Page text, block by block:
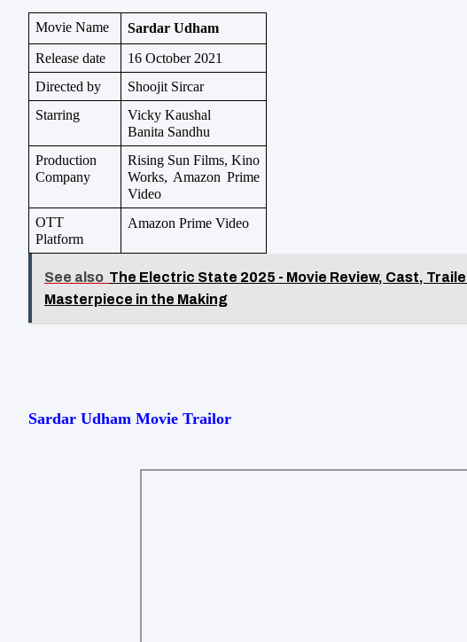
Movie Name
Sardar Udham
Release date
16 October 2021
Directed by
Shoojit Sircar
Starring
Vicky Kaushal
Banita Sandhu
Production
Company
Rising Sun Films, Kino
Works, Amazon Prime
Video
OTT
Platform
Amazon Prime Video
See also The Electric State 2025 - Movie Review, Cast,
Masterpiece in the Making
Sardar Udham Movie Trailor